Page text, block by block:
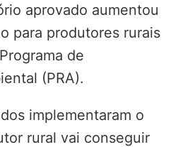
aprovado aumentou
para produtores rurais
de
(PRA).
implementaram o
rural vai conseguir